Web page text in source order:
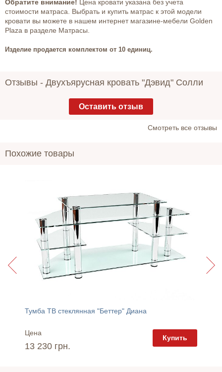
Обратите внимание! Цена кровати указана без учета
стоимости матраса. Выбрать и купить матрас к этой модели
кровати вы можете в нашем интернет магазине-мебели Golden
Plaza в разделе Матрасы.
Изделие продается комплектом от 10 единиц.
Отзывы - Двухъярусная кровать "Дэвид" Солли
Оставить отзыв
Cмотреть все отзывы
Похожие товары
Тумба ТВ стеклянная "Беттер" Диана
Цена
13 230 грн.
Купить